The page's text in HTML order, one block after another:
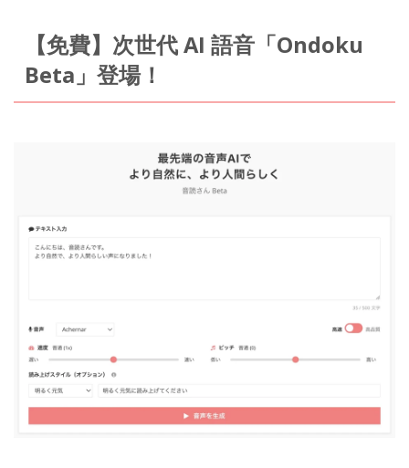
【免費】次世代 AI 語音「Ondoku
Beta」登場！